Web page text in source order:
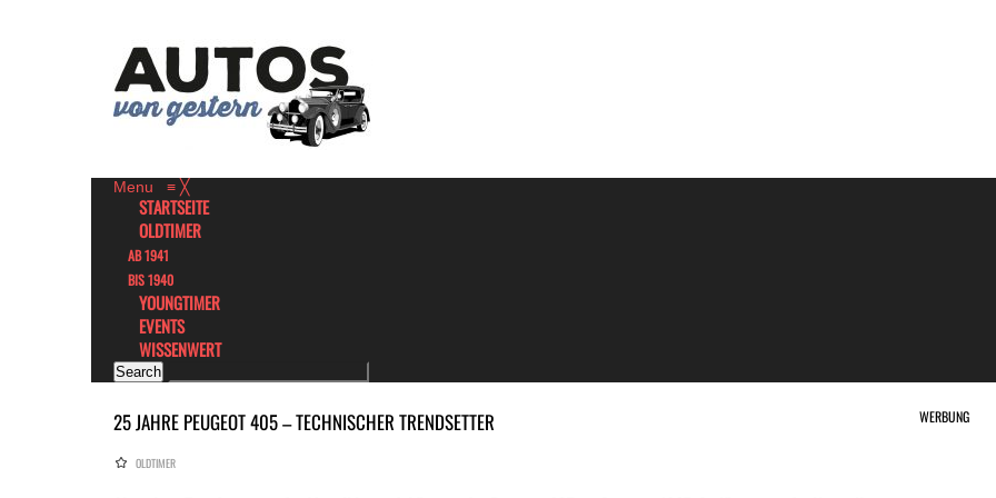
Menu ≡ ╳
STARTSEITE
OLDTIMER
AB 1941
BIS 1940
YOUNGTIMER
EVENTS
WISSENWERT
25 JAHRE PEUGEOT 405 – TECHNISCHER TRENDSETTER WERBUNG
OLDTIMER